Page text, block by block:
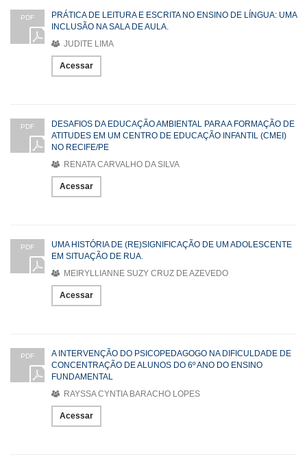
PDF
PRÁTICA DE LEITURA E ESCRITA NO ENSINO DE LÍNGUA: UMA
INCLUSÃO NA SALA DE AULA.
JUDITE LIMA
Acessar
PDF
DESAFIOS DA EDUCAÇÃO AMBIENTAL PARA A FORMAÇÃO DE
ATITUDES EM UM CENTRO DE EDUCAÇÃO INFANTIL (CMEI)
NO RECIFE/PE
RENATA CARVALHO DA SILVA
Acessar
PDF
UMA HISTÓRIA DE (RE)SIGNIFICAÇÃO DE UM ADOLESCENTE
EM SITUAÇÃO DE RUA.
MEIRYLLIANNE SUZY CRUZ DE AZEVEDO
Acessar
PDF
A INTERVENÇÃO DO PSICOPEDAGOGO NA DIFICULDADE DE
CONCENTRAÇÃO DE ALUNOS DO 6º ANO DO ENSINO
FUNDAMENTAL
RAYSSA CYNTIA BARACHO LOPES
Acessar